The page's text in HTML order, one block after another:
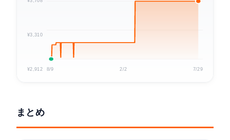
¥3,310
¥2,912 8/9 2/2 7/29
まとめ